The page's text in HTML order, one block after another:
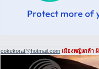
cokekorat@hotmail.com เมืองหญิงกล้า